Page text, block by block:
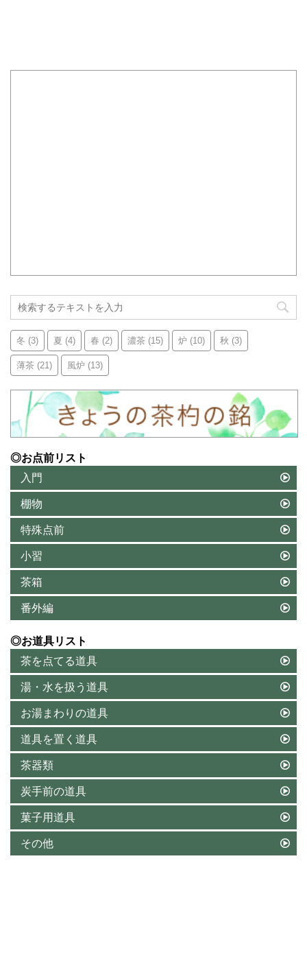
冬 (3) 夏 (4) 春 (2) 濃茶 (15) 炉 (10) 秋 (3)
薄茶 (21) 風炉 (13)
◎お点前リスト
入門
棚物
特殊点前
小習
茶箱
番外編
◎お道具リスト
茶を点てる道具
湯・水を扱う道具
お湯まわりの道具
道具を置く道具
茶器類
炭手前の道具
菓子用道具
その他